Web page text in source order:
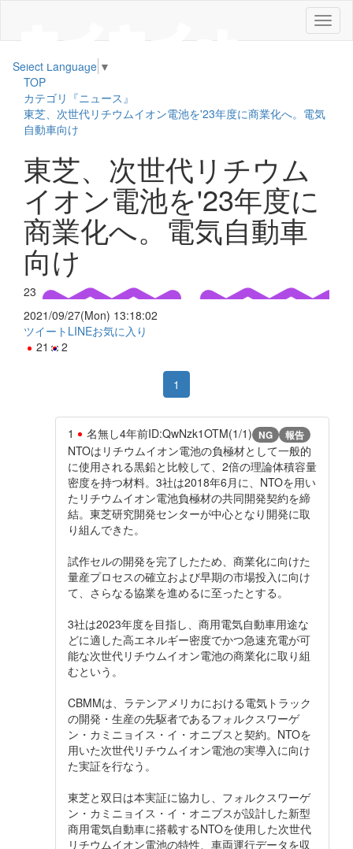
メ
ニ
Select Language ▼
TOP
カテゴリ『ニュース』
東芝、次世代リチウムイオン電池を'23年度に商業化へ。電気
自動車向け
東芝、次世代リチウム
イオン電池を'23年度に
商業化へ。電気自動車
向け
23
2021/09/27(Mon) 13:18:02
ツイート LINEお気に入り
21
2
1
1 名無し4年前ID:QwNzk1OTM(1/1) NG 報告
NTOはリチウムイオン電池の負極材として一般的
に使用される黒鉛と比較して、2倍の理論体積容量
密度を持つ材料。3社は2018年6月に、NTOを用い
たリチウムイオン電池負極材の共同開発契約を締
結。東芝研究開発センターが中心となり開発に取
り組んできた。
試作セルの開発を完了したため、商業化に向けた
量産プロセスの確立および早期の市場投入に向け
て、さらなる協業を進めるに至ったとする。
3社は2023年度を目指し、商用電気自動車用途な
どに適した高エネルギー密度でかつ急速充電が可
能な次世代リチウムイオン電池の商業化に取り組
むという。
CBMMは、ラテンアメリカにおける電気トラック
の開発・生産の先駆者であるフォルクスワーゲ
ン・カミニョイス・イ・オニブスと契約。NTOを
用いた次世代リチウムイオン電池の実導入に向け
た実証を行なう。
東芝と双日は本実証に協力し、フォルクスワーゲ
ン・カミニョイス・イ・オニブスが設計した新型
商用電気自動車に搭載するNTOを使用した次世代
リチウムイオン電池の特性、車両運行データを収